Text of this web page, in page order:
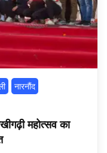
नारनौंद
महोत्सव का